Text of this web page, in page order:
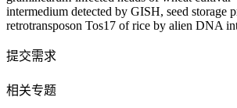
提交需求
相关专题